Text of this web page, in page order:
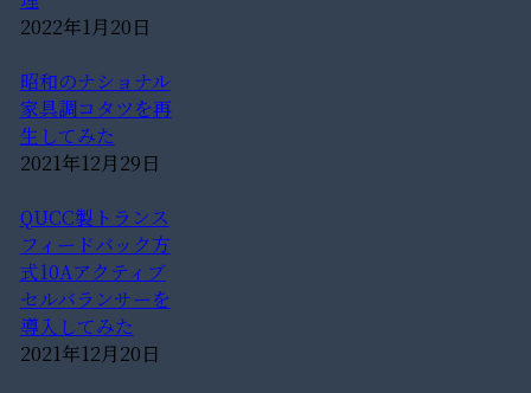
2022年1月20日
昭和のナショナル
家具調コタツを再
生してみた
2021年12月29日
QUCC製トランス
フィードバック方
式10Aアクティブ
セルバランサーを
導入してみた
2021年12月20日